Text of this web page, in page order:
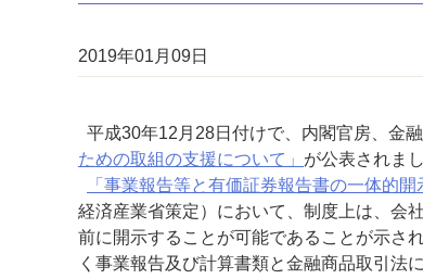
2019年01月09日
平成30年12月28日付けで、内閣官房、金
ための取組の支援について」 が公表されまし
「事業報告等と有価証券報告書の一体的開
経済産業省策定）において、制度上は、会
前に開示することが可能であることが示さ
く事業報告及び計算書類と金融商品取引法